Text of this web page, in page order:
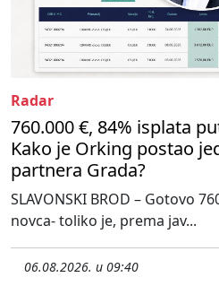
Radar
760.000 €, 84% isplata
Kako je Orking postao
partnera Grada?
SLAVONSKI BROD – Gotovo
novca- toliko je, prema jav...
06.08.2026. u 09:40